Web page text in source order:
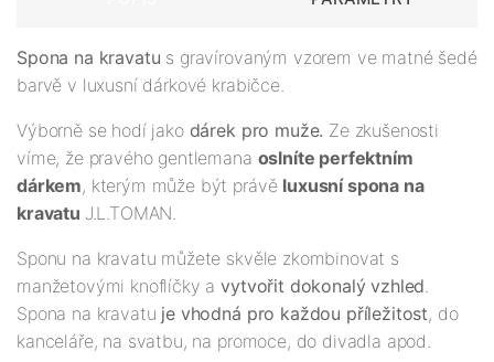
Spona na kravatu s gravírovaným vzorem ve matné šedé
barvě v luxusní dárkové krabičce.
Výborně se hodí jako dárek pro muže. Ze zkušenosti
víme, že pravého gentlemana oslníte perfektním
dárkem, kterým může být právě luxusní spona na
kravatu J.L.TOMAN.
Sponu na kravatu můžete skvěle zkombinovat s
manžetovými knoflíčky avytvořit dokonalý vzhled
Spona na kravatu je vhodná pro každou příležitost, do
kanceláře, na svatbu, na promoce, do divadla apod.